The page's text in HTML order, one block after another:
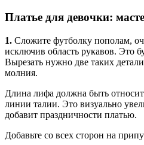
Платье для девочки:
1. Сложите футболку пополам,
исключив область рукавов. Это
Вырезать нужно две таких
молния.
Длина лифа должна быть
линии талии. Это визуально
добавит праздничности платью.
Добавьте со всех сторон на